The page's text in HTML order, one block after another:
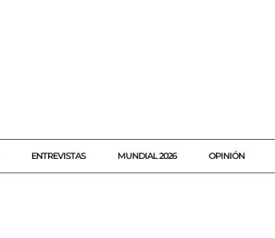
ENTREVISTAS MUNDIAL 2026 OPINIÓN